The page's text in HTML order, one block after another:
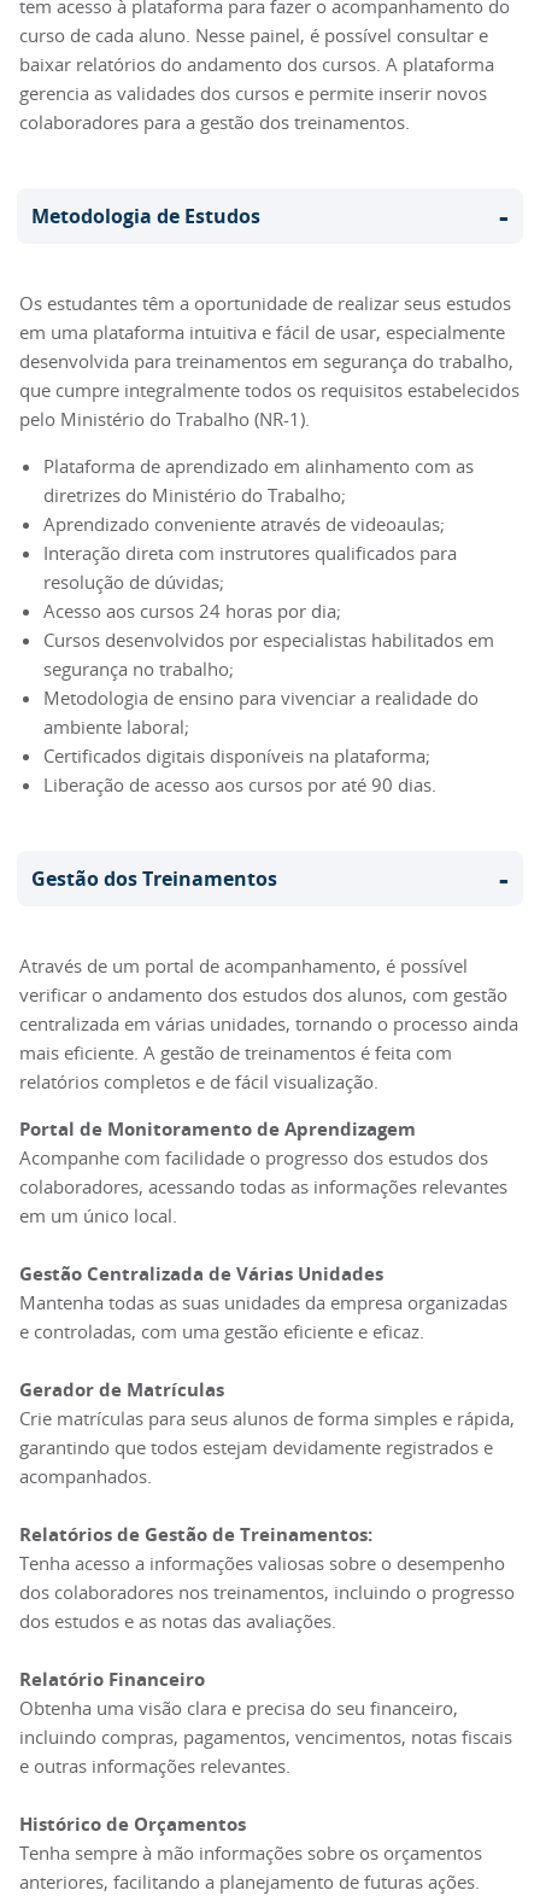
tem acesso à plataforma para fazer o acompanhamento do
curso de cada aluno. Nesse painel, é possível consultar e
baixar relatórios do andamento dos cursos. A plataforma
gerencia as validades dos cursos e permite inserir novos
colaboradores para a gestão dos treinamentos.
Metodologia de Estudos -
Os estudantes têm a oportunidade de realizar seus estudos
em uma plataforma intuitiva e fácil de usar, especialmente
desenvolvida para treinamentos em segurança do trabalho,
que cumpre integralmente todos os requisitos estabelecidos
pelo Ministério do Trabalho (NR-1).
Plataforma de aprendizado em alinhamento com as
diretrizes do Ministério do Trabalho;
Aprendizado conveniente através de videoaulas;
Interação direta com instrutores qualificados para
resolução de dúvidas;
Acesso aos cursos 24 horas por dia;
Cursos desenvolvidos por especialistas habilitados em
segurança no trabalho;
Metodologia de ensino para vivenciar a realidade do
ambiente laboral;
Certificados digitais disponíveis na plataforma;
Liberação de acesso aos cursos por até 90 dias.
Gestão dos Treinamentos -
Através de um portal de acompanhamento, é possível
verificar o andamento dos estudos dos alunos, com gestão
centralizada em várias unidades, tornando o processo ainda
mais eficiente. A gestão de treinamentos é feita com
relatórios completos e de fácil visualização.
Portal de Monitoramento de Aprendizagem
Acompanhe com facilidade o progresso dos estudos dos
colaboradores, acessando todas as informações relevantes
em um único local.
Gestão Centralizada de Várias Unidades
Mantenha todas as suas unidades da empresa organizadas
e controladas, com uma gestão eficiente e eficaz.
Gerador de Matrículas
Crie matrículas para seus alunos de forma simples e rápida,
garantindo que todos estejam devidamente registrados e
acompanhados.
Relatórios de Gestão de Treinamentos:
Tenha acesso a informações valiosas sobre o desempenho
dos colaboradores nos treinamentos, incluindo o progresso
dos estudos e as notas das avaliações.
Relatório Financeiro
Obtenha uma visão clara e precisa do seu financeiro,
incluindo compras, pagamentos, vencimentos, notas fiscais
e outras informações relevantes.
Histórico de Orçamentos
Tenha sempre à mão informações sobre os orçamentos
anteriores, facilitando a planejamento de futuras ações.